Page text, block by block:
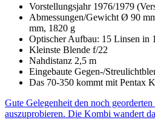
Vorstellungsjahr 1976/1979
Abmessungen/Gewicht Ø 90
mm, 1820 g
Optischer Aufbau: 15 Linsen in
Kleinste Blende f/22
Nahdistanz 2,5 m
Eingebaute Gegen-/
Das 70-350 kommt mit Pentax
Gute Gelegenheit den noch
auszuprobieren. Die Kombi wandert